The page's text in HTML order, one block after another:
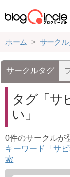
ホーム サークル
サークルタグ
タグ
サ
い
0件のサークルが
キーワード「サ
索